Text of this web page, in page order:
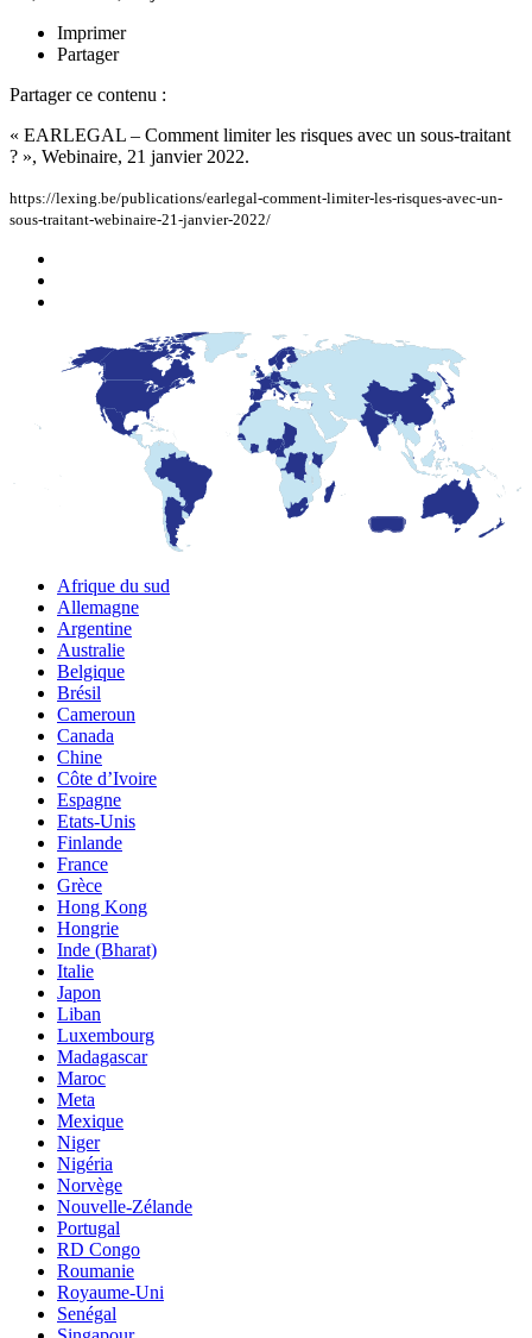
Imprimer
Partager
Partager ce contenu :
« EARLEGAL – Comment limiter les risques avec un sous-traitant
? », Webinaire, 21 janvier 2022.
https://lexing.be/publications/earlegal-comment-limiter-les-risques-avec-un-
sous-traitant-webinaire-21-janvier-2022/
Afrique du sud
Allemagne
Argentine
Australie
Belgique
Brésil
Cameroun
Canada
Chine
Côte d’Ivoire
Espagne
Etats-Unis
Finlande
France
Grèce
Hong Kong
Hongrie
Inde (Bharat)
Italie
Japon
Liban
Luxembourg
Madagascar
Maroc
Meta
Mexique
Niger
Nigéria
Norvège
Nouvelle-Zélande
Portugal
RD Congo
Roumanie
Royaume-Uni
Senégal